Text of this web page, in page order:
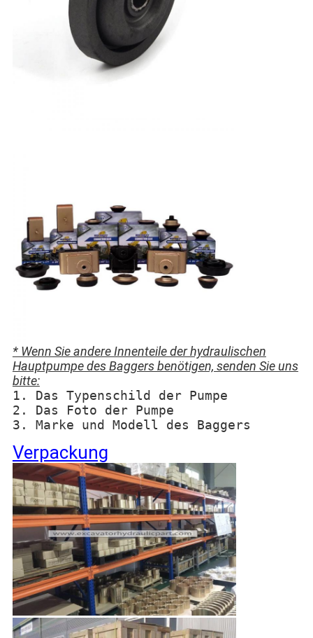
* Wenn Sie andere Innenteile der hydraulischen
Hauptpumpe des Baggers benötigen, senden Sie uns
bitte:
1. Das Typenschild der Pumpe
2. Das Foto der Pumpe
3. Marke und Modell des Baggers
Verpackung